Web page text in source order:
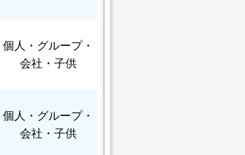
個人
・グループ・
会社・子供
個人
・グループ・
会社・子供